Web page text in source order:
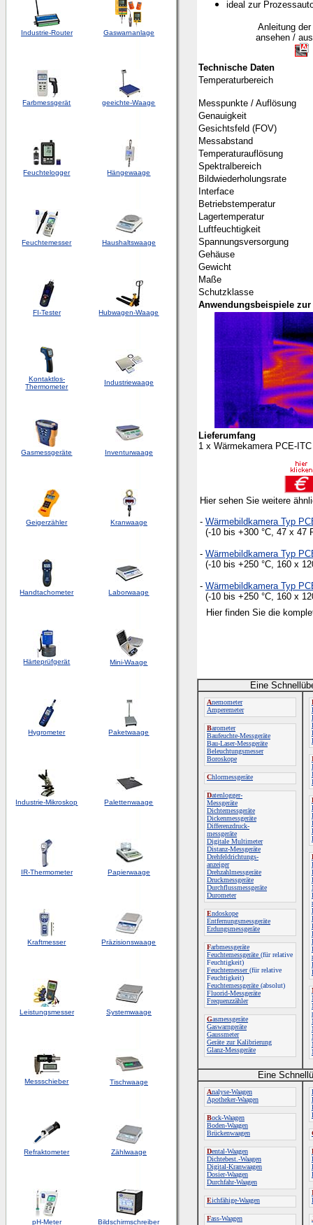
Industrie-Router Gaswarnanlage
Farbmessgerät geeichte-Waage
Feuchtelogger Hängewaage
Feuchtemesser Haushaltswaage
FI-Tester Hubwagen-Waage
Kontaktlos-
Thermometer
Industriewaage
Gasmessgeräte Inventurwaage
Geigerzähler Kranwaage
Handtachometer Laborwaage
Härteprüfgerät Mini-Waage
Hygrometer Paketwaage
Industrie-Mikroskop Palettenwaage
IR-Thermometer Papierwaage
Kraftmesser Präzisionswaage
Leistungsmesser Systemwaage
Messschieber Tischwaage
Refraktometer Zählwaage
pH-Meter Bildschirmschreiber
ideal zur
Anleitung
ansehen /
Technische Daten
Temperaturbereich
Messpunkte / Auflösung
Genauigkeit
Gesichtsfeld (FOV)
Messabstand
Temperaturauflösung
Spektralbereich
Bildwiederholungsrate
Interface
Betriebstemperatur
Lagertemperatur
Luftfeuchtigkeit
Spannungsversorgung
Gehäuse
Gewicht
Maße
Schutzklasse
Anwendungsbeispiele zur
Lieferumfang
1 x Wärmekamera PCE-
Hier sehen Sie weitere
- Wärmebildkamera Typ
(-10 bis +300 °C, 47 x 47
- Wärmebildkamera Typ
(-10 bis +250 °C, 160 x
- Wärmebildkamera Typ
(-10 bis +250 °C, 160 x
Hier finden Sie die
Eine
Anemometer
Amperemeter
Barometer
Baufeuchte-Messgeräte
Bau-Laser-Messgeräte
Beleuchtungsmesser
Boroskope
Chlormessgeräte
Datenlogger-
Messgeräte
Dichtemessgeräte
Dickenmessgeräte
Differenzdruck-
messgeräte
Digitale Multimeter
Distanz-Messgeräte
Drehfeldrichtungs-
anzeiger
Drehzahlmessgeräte
Druckmessgeräte
Durchflussmessgeräte
Durometer
Endoskope
Entfernungsmessgeräte
Erdungsmessgeräte
Farbmessgeräte
Feuchtemessgeräte (für relative
Feuchtigkeit)
Feuchtemesser(für relative
Feuchtigkeit)
Feuchtemessgeräte (absolut)
Fluorid-Messgeräte
Frequenzzähler
Gasmessgeräte
Gaswarngeräte
Gaussmeter
Geräte zur Kalibrierung
Glanz-Messgeräte
Eine
Analyse-Waagen
Apotheker-Waagen
Bock-Waagen
Boden-Waagen
Brückenwaagen
Dental-Waagen
Dichtebest.-Waagen
Digital-Kranwaagen
Dosier-Waagen
Durchfahr-Waagen
Eichfähige-Waagen
Fass-Waagen